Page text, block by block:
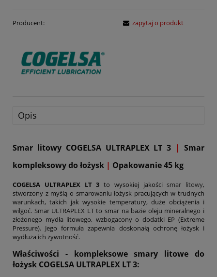
Producent: zapytaj o produkt
Opis
Smar litowy COGELSA ULTRAPLEX LT 3 | Smar
kompleksowy do łożysk | Opakowanie 45 kg
COGELSA ULTRAPLEX LT 3 to wysokiej jakoścismar litowy,
stworzony z myślą o smarowaniu łożysk pracujących w trudnych
warunkach, takich jak wysokie temperatury, duże obciążenia i
wilgoć. Smar ULTRAPLEX LT to smar na bazie oleju mineralnego i
złożonego mydła litowego, wzbogacony o dodatki EP (Extreme
Pressure). Jego formuła zapewnia doskonałą ochronę łożysk i
wydłuża ich żywotność.
Właściwości - kompleksowe smary litowe do
łożysk COGELSA ULTRAPLEX LT 3: